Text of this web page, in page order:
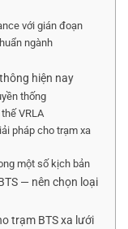
với gián đoạn
ngành
hiện nay
thống
VRLA
pháp cho trạm xa
một số kịch bản
— nên chọn loại
trạm BTS xa lưới